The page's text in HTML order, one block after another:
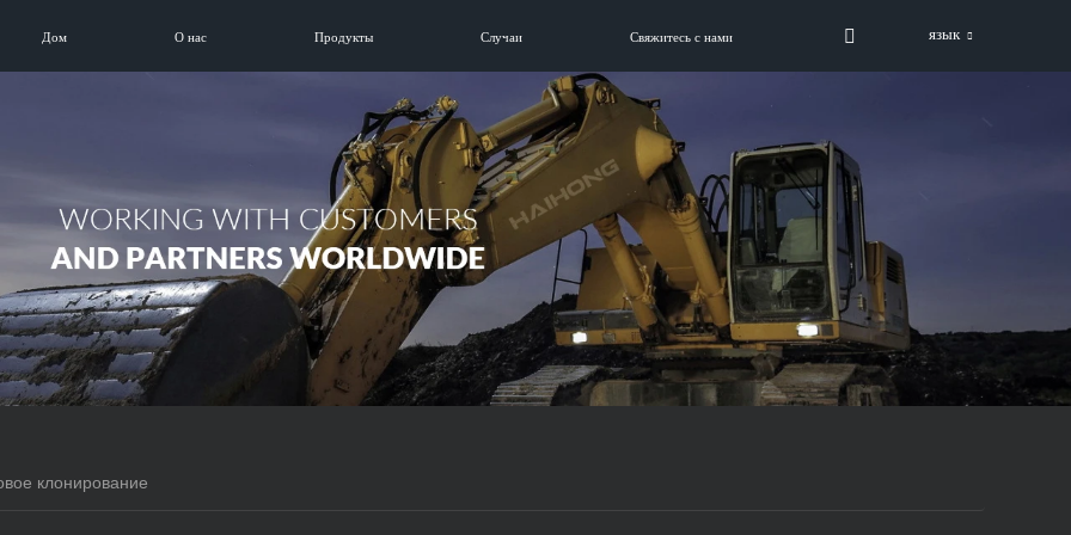
Дом О нас Продукты Случаи Свяжитесь с нами язык
клонирование